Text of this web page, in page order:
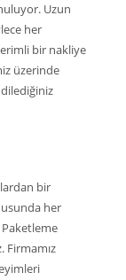
Uzun
her
bir nakliye
üzerinde
bir
her
Firmamız